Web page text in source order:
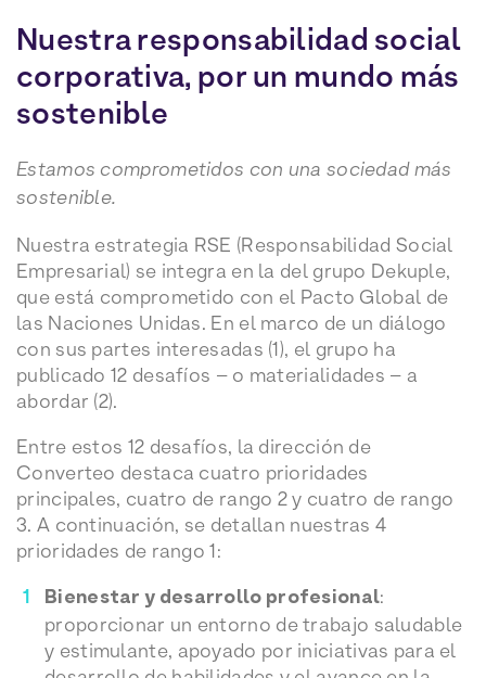
Nuestra responsabilidad social
corporativa, por un mundo más
sostenible
Estamos comprometidos con una sociedad más
sostenible.
Nuestra estrategia RSE (Responsabilidad Social
Empresarial) se integra en la del grupo Dekuple,
que está comprometido con el Pacto Global de
las Naciones Unidas. En el marco de un diálogo
con sus partes interesadas (1), el grupo ha
publicado 12 desafíos – o materialidades – a
abordar (2).
Entre estos 12 desafíos, la dirección de
Converteo destaca cuatro prioridades
principales, cuatro de rango 2 y cuatro de rango
3. A continuación, se detallan nuestras 4
prioridades de rango 1:
Bienestar y desarrollo profesional:
proporcionar un entorno de trabajo saludable
y estimulante, apoyado por iniciativas para el